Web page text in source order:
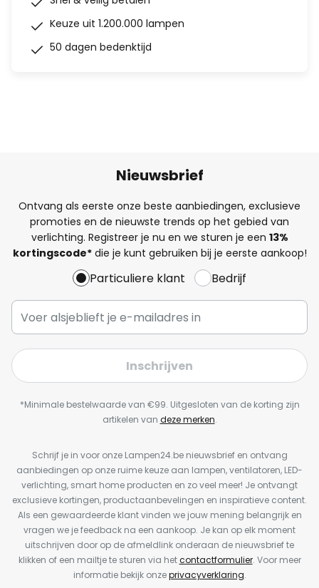
Keuze uit 1.200.000 lampen
50 dagen bedenktijd
Nieuwsbrief
Ontvang als eerste onze beste aanbiedingen, exclusieve
promoties en de nieuwste trends op het gebied van
verlichting. Registreer je nu en we sturen je een 13%
kortingscode*die je kunt gebruiken bij je eerste aankoop!
Particuliere klant Bedrijf
Inschrijven
*Minimale bestelwaarde van €99. Uitgesloten van de korting zijn
artikelen van deze merken.
Schrijf je in voor onze Lampen24.be nieuwsbrief en ontvang
aanbiedingen op onze ruime keuze aan lampen, ventilatoren, LED-
verlichting, smart home producten en zo veel meer! Je ontvangt
exclusieve kortingen, productaanbevelingen en inspiratieve content.
Als een gewaardeerde klant vinden we jouw mening belangrijk en
vragen we je feedback na een aankoop. Je kan op elk moment
uitschrijven door op de afmeldlink onderaan de nieuwsbrief te
klikken of een mailtje te sturen via hetcontactformulier. Voor meer
informatie bekijk onzeprivacyverklaring.